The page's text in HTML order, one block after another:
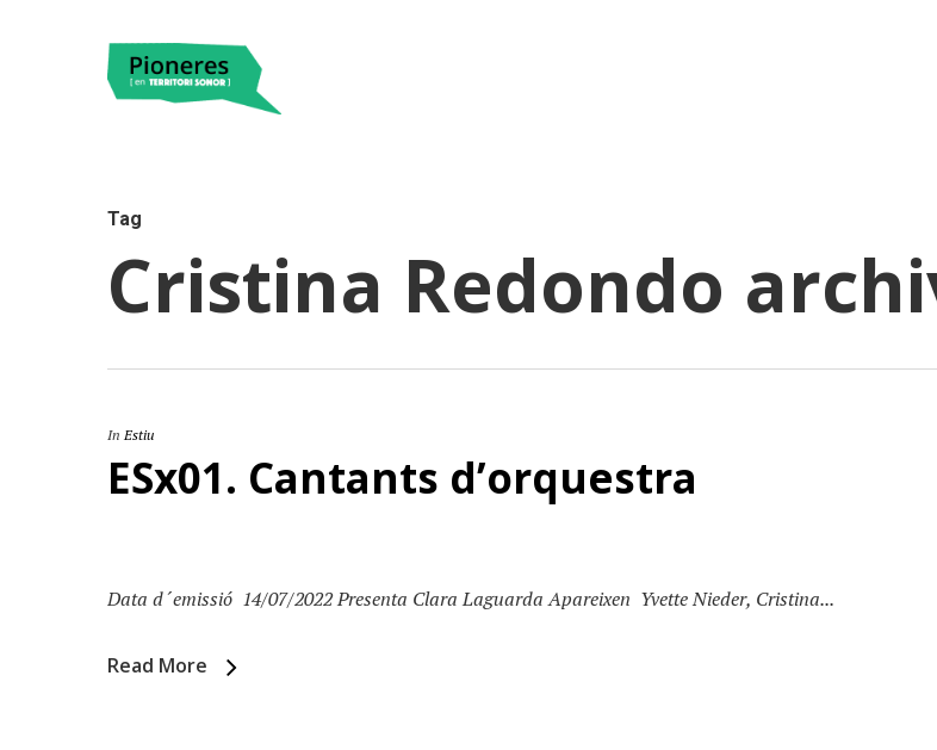
Tag
Cristina Redondo
In Estiu
ESx01. Cantants d’orquestra
Data d´emissió 14/07/2022 Presenta Clara Laguarda Apareixen Yvette Nieder, Cristina...
Read More